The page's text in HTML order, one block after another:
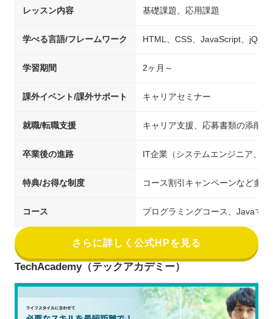
レッスン内容 基礎課題、応用課題
学べる言語/フレームワーク HTML、CSS、JavaScript、
学習期間 2ヶ月～
課外イベント/課外サポート キャリアセミナー
就職/転職支援 キャリア支援、応募書類の添削
卒業後の進路 IT企業（システムエンジニア、
特典/お得な制度 コース割引キャンペーンなど多数
コース プログラミングコース、Javaマ
さらに詳しく公式HPを見る
TechAcademy（テックアカデミー）